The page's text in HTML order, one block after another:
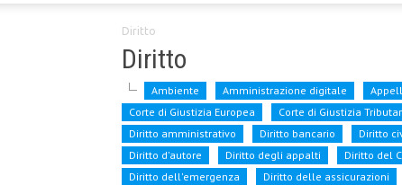
Diritto
Diritto
Ambiente Amministrazione digitale
Corte di Giustizia Europea
Corte di Giustizia
Diritto amministrativo
Diritto bancario Diritto
Diritto d'autore
Diritto degli appalti Diritto del
Diritto dell'emergenza
Diritto delle assicurazioni